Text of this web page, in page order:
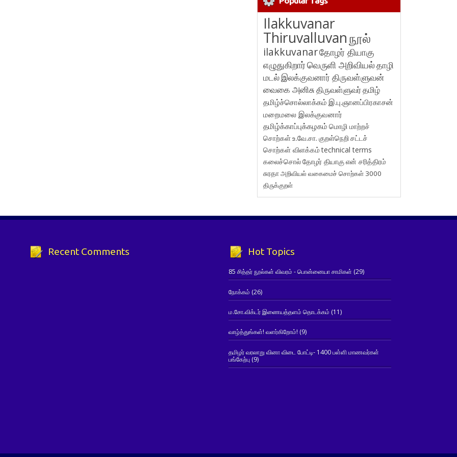
Ilakkuvanar
Thiruvalluvanநூல்
ilakkuvanarதோழர் தியாகு
எழுதுகிறார்வெருளி அறிவியல்தாழி
மடல்இலக்குவனார் திருவள்ளுவன்
வைகை அனிசுதிருவள்ளுவர்தமிழ்
தமிழ்ச்சொல்லாக்கம் இ.பு.ஞானப்பிரகாசன்
மறைமலை இலக்குவனார்
தமிழ்க்காப்புக்கழகம் மொழி மாற்றச்
சொற்கள்உ.வே.சா. குறள்நெறி சட்டச்
சொற்கள் விளக்கம்technical terms
கலைச்சொல்தோழர் தியாகுஎன் சரித்திரம்
சுரதாஅறிவியல் வகைமைச் சொற்கள் 3000
திருக்குறள்
Recent Comments Hot Topics
85 சித்தர் நூல்கள் விவரம் - பொன்னையா சாமிகள் (29)
நோக்கம் (26)
ம.சோ.விக்டர் இணையத்தளம் தொடக்கம் (11)
வாழ்த்துங்கள்! வளர்கிறோம்! (9)
தமிழர் வரலாறு வினா விடை போட்டி- 1400 பள்ளி மாணவர்கள்
பங்கேற்பு(9)